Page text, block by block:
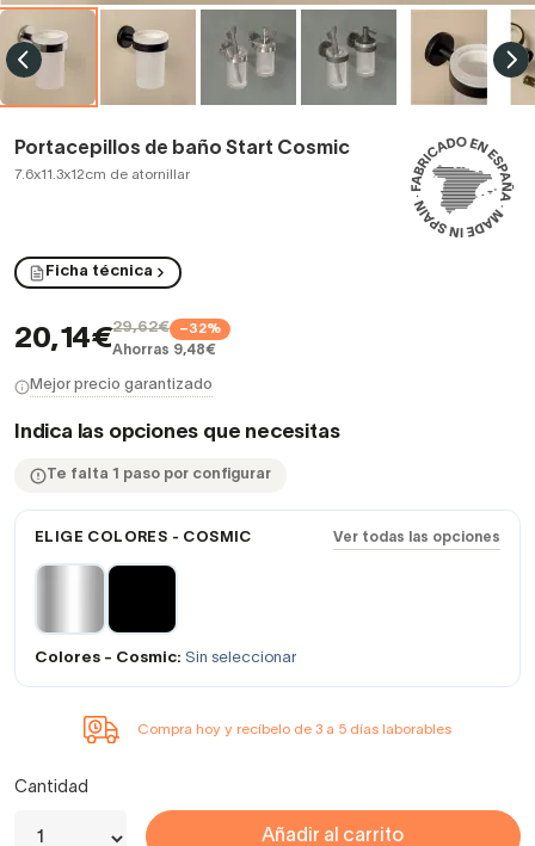
Portacepillos de baño Start Cosmic
7.6x11.3x12cm de atornillar
Ficha técnica
20,14€29,62€ −32%
Ahorras 9,48€
Mejor precio garantizado
Indica las opciones que necesitas
Te falta 1 paso por configurar
ELIGE COLORES - COSMIC Ver todas las opciones
Colores - Cosmic: Sin seleccionar
Compra hoy y recíbelo de 3 a 5 días laborables
Cantidad
Añadir al carrito